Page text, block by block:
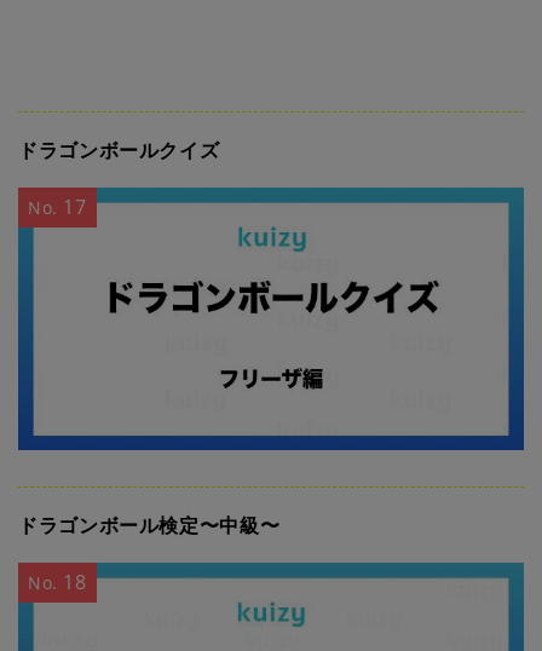
ドラゴンボールクイズ
No. 17
ドラゴンボール検定〜中級〜
No. 18